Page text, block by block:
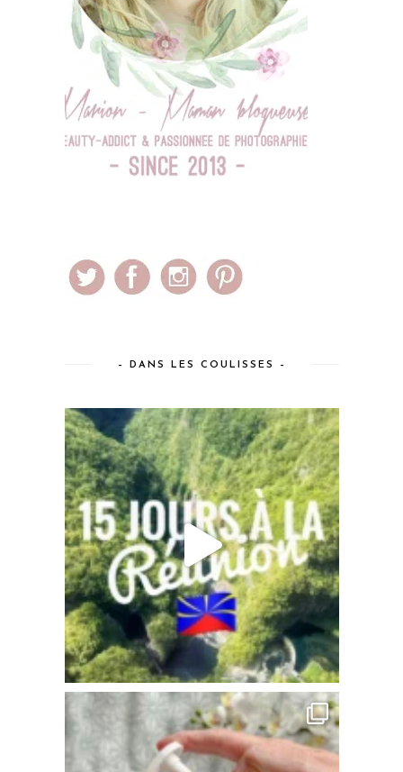
– DANS LES COULISSES –